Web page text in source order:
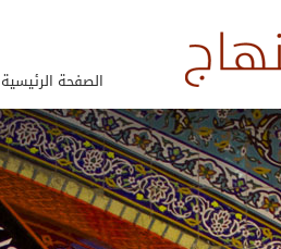
الصفحة الرئيسية